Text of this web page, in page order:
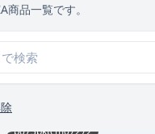
商品一覧です。
b073bktcm07272